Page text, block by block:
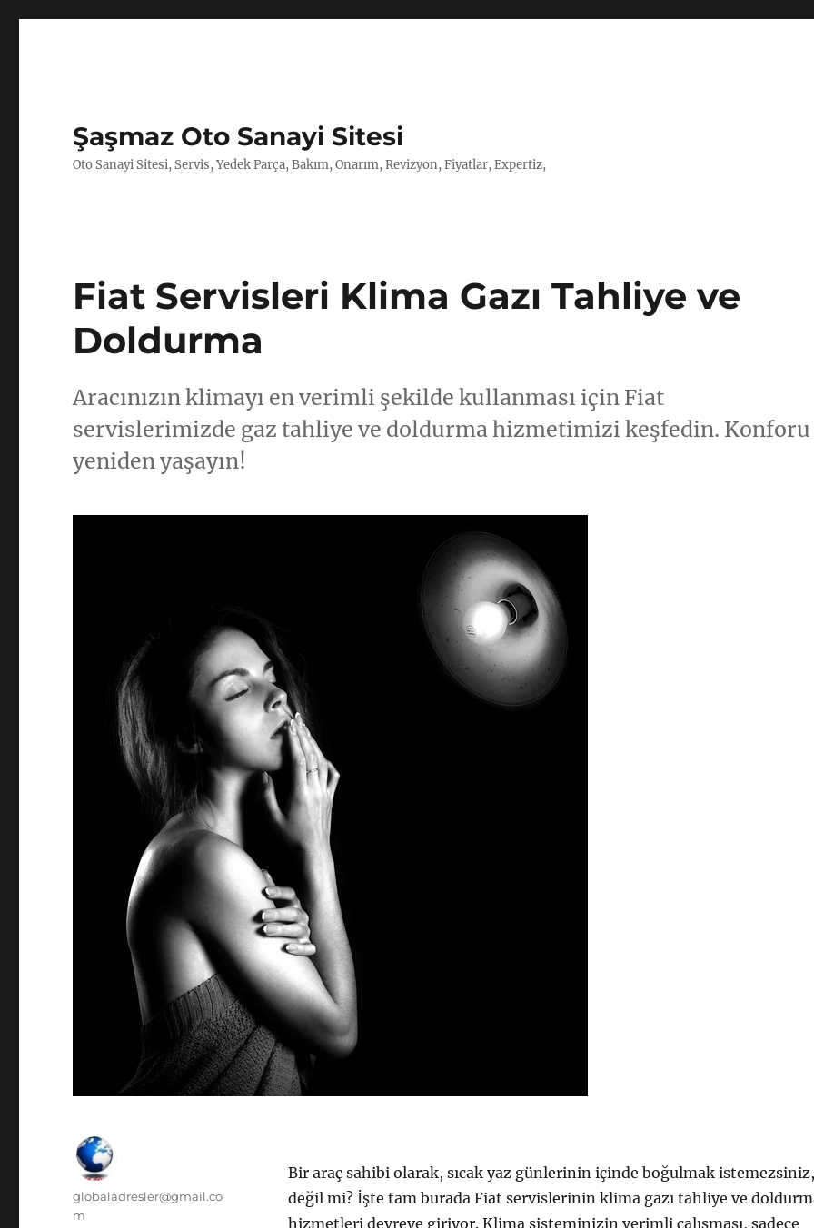
Şaşmaz Oto Sanayi Sitesi
Oto Sanayi Sitesi, Servis, Yedek Parça, Bakım, Onarım, Revizyon, Fiyatlar, Expertiz,
Fiat Servisleri Klima Gazı Tahliye ve
Doldurma
Aracınızın klimayı en verimli şekilde kullanması için Fiat
servislerimizde gaz tahliye ve doldurma hizmetimizi keşfedin. Konforu
yeniden yaşayın!
Bir araç sahibi olarak, sıcak yaz günlerinin içinde boğulmak istemezsiniz,
değil mi? İşte tam burada Fiat servislerinin klima gazı tahliye ve
hizmetleri devreye giriyor. Klima sisteminizin verimli çalışması, sadece
Yazar
globaladresler@gmail.co
m